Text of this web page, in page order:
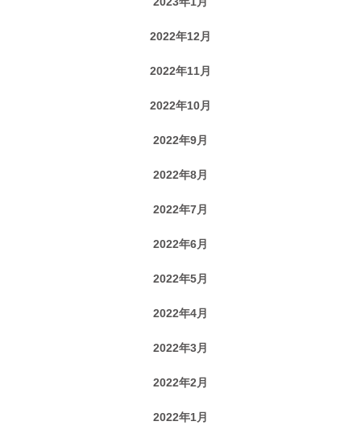
2022年12月
2022年11月
2022年10月
2022年9月
2022年8月
2022年7月
2022年6月
2022年5月
2022年4月
2022年3月
2022年2月
2022年1月